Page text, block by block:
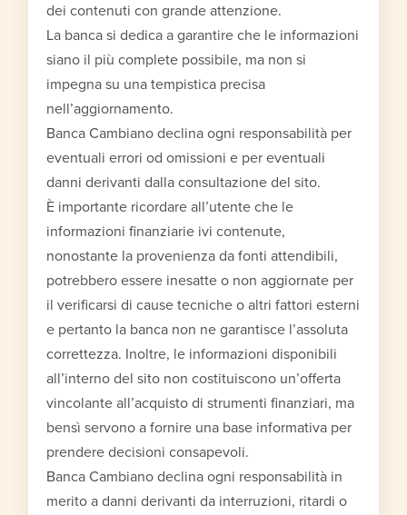
dei contenuti con grande attenzione.
La banca si dedica a garantire che le informazioni
siano il più complete possibile, ma non si
impegna su una tempistica precisa
nell’aggiornamento.
Banca Cambiano declina ogni responsabilità per
eventuali errori od omissioni e per eventuali
danni derivanti dalla consultazione del sito.
È importante ricordare all’utente che le
informazioni finanziarie ivi contenute,
nonostante la provenienza da fonti attendibili,
potrebbero essere inesatte o non aggiornate per
il verificarsi di cause tecniche o altri fattori esterni
e pertanto la banca non ne garantisce l’assoluta
correttezza. Inoltre, le informazioni disponibili
all’interno del sito non costituiscono un’offerta
vincolante all’acquisto di strumenti finanziari, ma
bensì servono a fornire una base informativa per
prendere decisioni consapevoli.
Banca Cambiano declina ogni responsabilità in
merito a danni derivanti da interruzioni, ritardi o